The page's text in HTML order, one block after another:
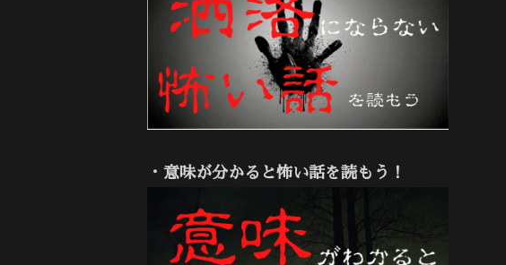
・意味が分かると怖い話を読もう！